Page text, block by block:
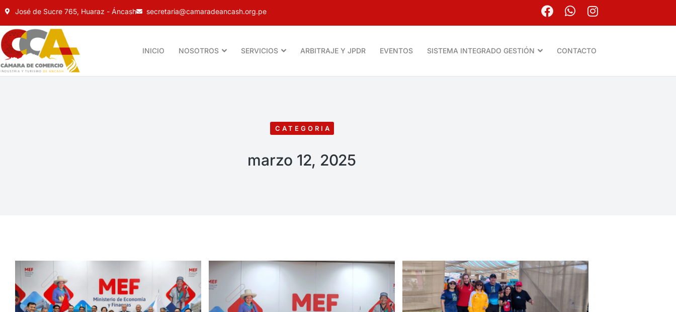
José de Sucre 765, Huaraz - Áncash secretaria@camaradeancash.org.pe
INICIO NOSOTROS SERVICIOS ARBITRAJE Y JPDR EVENTOS SISTEMA INTEGRADO GESTIÓN CONTACTO
CATEGORIA
marzo 12, 2025